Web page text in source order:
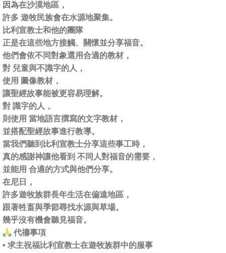
因為在沙漠地區，
許多 遊牧民族會在水源地聚集。
比利宣教士和他的團隊
正是在這些地方接觸、關懷並分享福音。
他們會依不同對象選用合適的教材，
對 兒童與不識字的人，
使用 圖像教材，
讓聖經故事能被更容易理解。
對 識字的人，
則使用 當地語言撰寫的文字教材，
並搭配聖經故事進行教導。
當我們聽到比利宣教士分享這些事工時，
真的感謝神讓他看到 不同人對福音的需要，
並能用 合適的方式與他們分享。
在尼日，
許多遊牧族群長年生活在偏遠地區，
跟著牲畜與季節尋找水源與草場。
幾乎沒有機會聽見福音。
代禱事項
• 求主祝福比利宣教士在遊牧族群中的服事